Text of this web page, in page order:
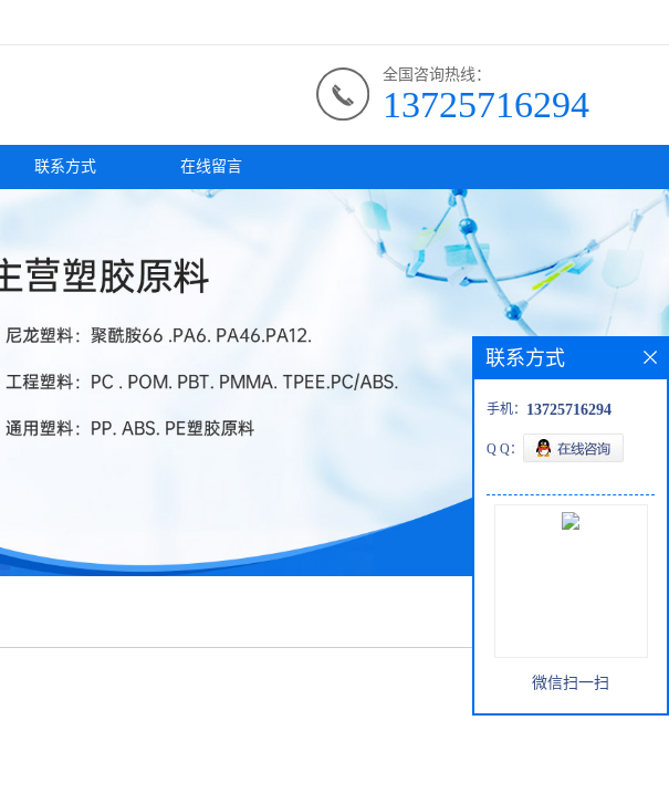
全国咨询热线：
13725716294
联系方式 在线留言
联系方式
手机： 13725716294
Q Q：
微信扫一扫